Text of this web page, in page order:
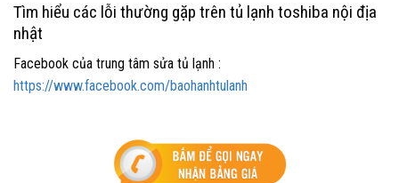
Tìm hiểu các lỗi thường gặp trên tủ lạnh toshiba nội địa
nhật
Facebook của trung tâm sửa tủ lạnh :
https://www.facebook.com/baohanhtulanh